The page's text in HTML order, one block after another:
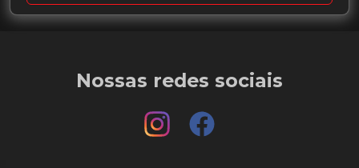
Nossas redes sociais